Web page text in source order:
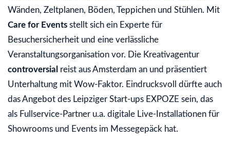
Wänden, Zeltplanen, Böden, Teppichen und Stühlen. Mit
Care for Events stellt sich ein Experte für
Besuchersicherheit und eine verlässliche
Veranstaltungsorganisation vor. Die Kreativagentur
controversial reist aus Amsterdam an und präsentiert
Unterhaltung mit Wow-Faktor. Eindrucksvoll dürfte auch
das Angebot des Leipziger Start-ups EXPOZE sein, das
als Fullservice-Partner u.a. digitale Live-Installationen für
Showrooms und Events im Messegepäck hat.